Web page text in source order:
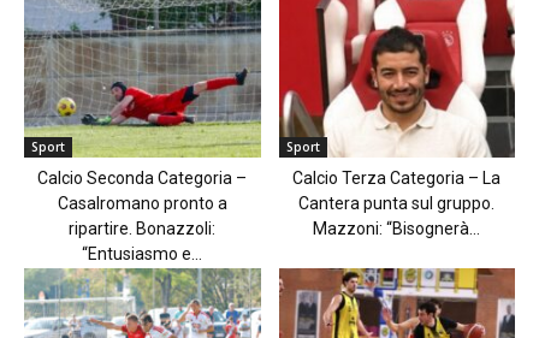
Sport
Calcio Seconda Categoria –
Casalromano pronto a
ripartire. Bonazzoli:
“Entusiasmo e...
Sport
Calcio Terza Categoria – La
Cantera punta sul gruppo.
Mazzoni: “Bisognerà...